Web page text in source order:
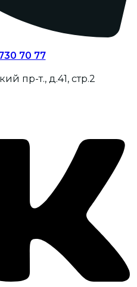
70 77
пр-т., д.41, стр.2